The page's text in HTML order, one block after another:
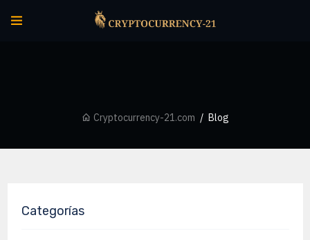
Cryptocurrency-21.com Blog
Categorías